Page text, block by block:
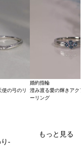
使の弓のリ
婚約指輪
澄み渡る愛の輝きアク
ーリング
り-
もっと見る